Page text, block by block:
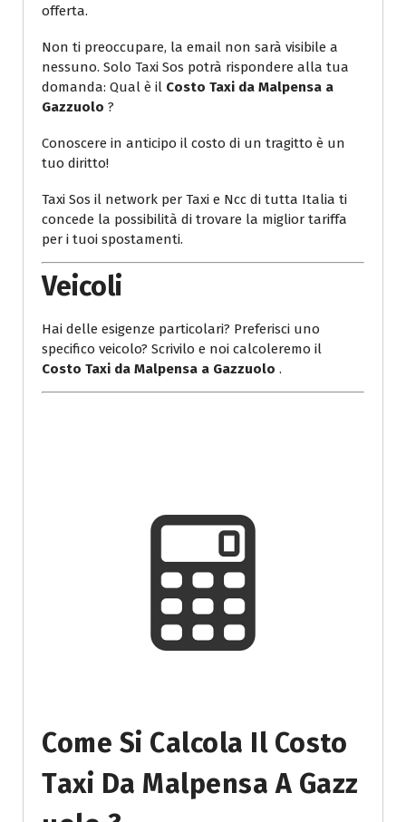
offerta.
Non ti preoccupare, la email non sarà visibile a
nessuno. Solo Taxi Sos potrà rispondere alla tua
domanda: Qual è il Costo Taxi da Malpensa a
Gazzuolo ?
Conoscere in anticipo il costo di un tragitto è un
tuo diritto!
Taxi Sos il network per Taxi e Ncc di tutta Italia ti
concede la possibilità di trovare la miglior tariffa
per i tuoi spostamenti.
Veicoli
Hai delle esigenze particolari? Preferisci uno
specifico veicolo? Scrivilo e noi calcoleremo il
Costo Taxi da Malpensa a Gazzuolo .
Come Si Calcola Il Costo
Taxi Da Malpensa A Gazz